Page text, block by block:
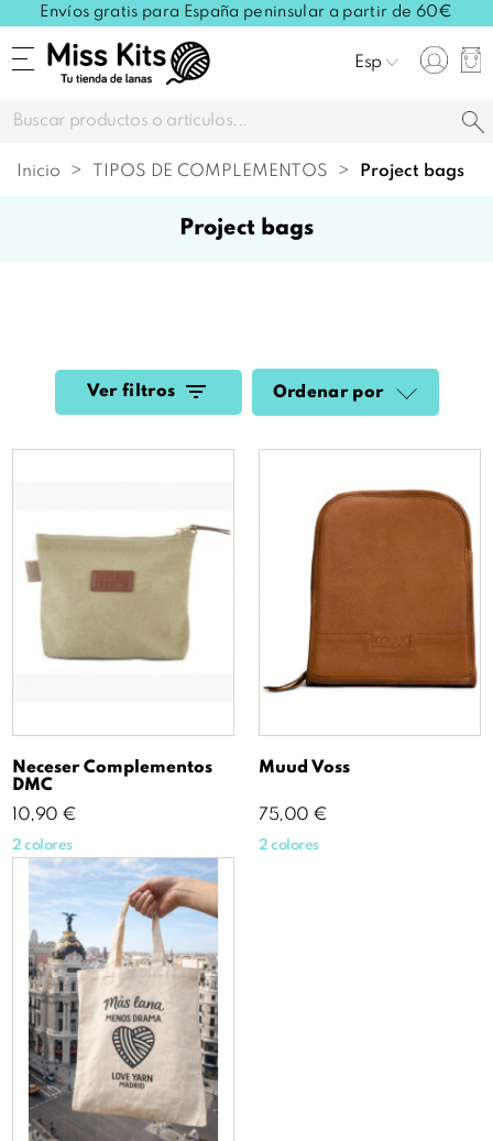
Envíos gratis para España peninsular a partir de 60€
Esp
Inicio TIPOS DE COMPLEMENTOS project bags
project bags
Ver filtros Ordenar por
Neceser Complementos
DMC
Precio
10,90 €
2 colores
Muud Voss
Precio
75,00 €
2 colores